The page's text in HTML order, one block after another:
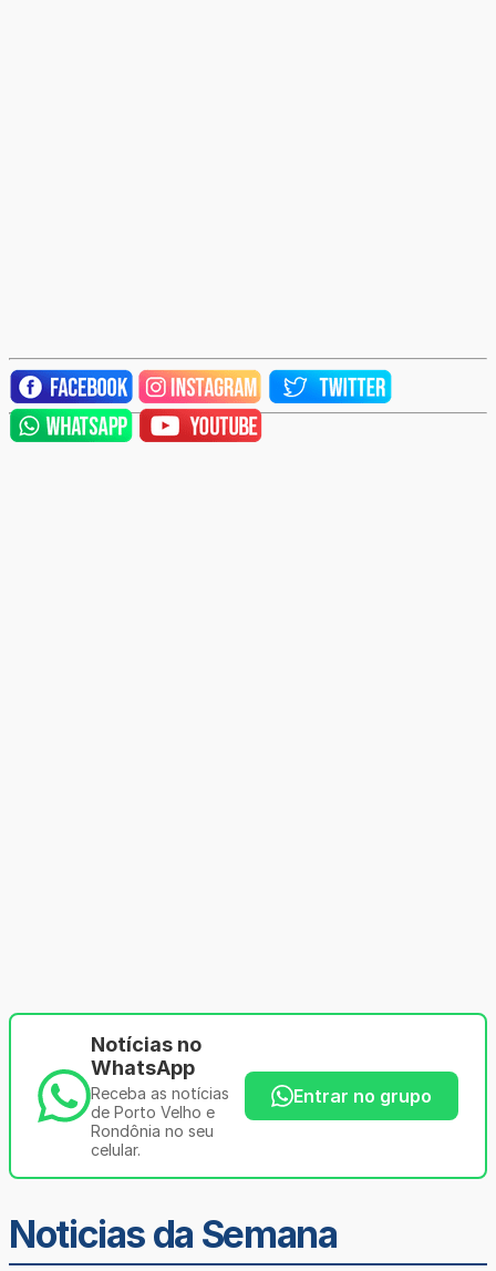
Notícias no
WhatsApp
Receba as notícias
de Porto Velho e
Rondônia no seu
celular.
Entrar no grupo
Noticias da Semana